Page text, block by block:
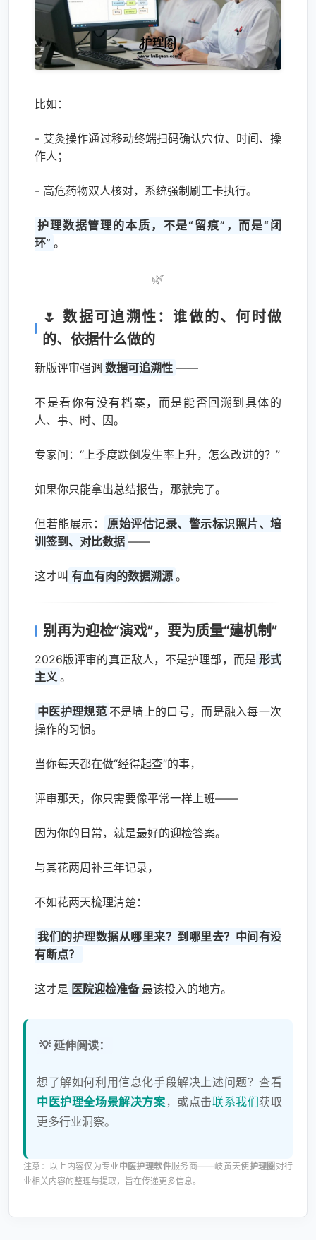
比如：
- 艾灸操作通过移动终端扫码确认穴位、时间、操
作人；
- 高危药物双人核对，系统强制刷工卡执行。
护理数据管理的本质，不是“留痕”，而是“闭
环” 。
🌿
🌷 数据可追溯性：谁做的、何时做
的、依据什么做的
新版评审强调 数据可追溯性 ——
不是看你有没有档案，而是能否回溯到具体的
人、事、时、因。
专家问：“上季度跌倒发生率上升，怎么改进的？”
如果你只能拿出总结报告，那就完了。
但若能展示：
原始评估记录、警示标识照片、培
训签到、对比数据 ——
这才叫 有血有肉的数据溯源 。
别再为迎检“演戏”，要为质量“建机制”
2026版评审的真正敌人，不是护理部，而是 形式
主义 。
中医护理规范 不是墙上的口号，而是融入每一次
操作的习惯。
当你每天都在做“经得起查”的事，
评审那天，你只需要像平常一样上班——
因为你的日常，就是最好的迎检答案。
与其花两周补三年记录，
不如花两天梳理清楚：
我们的护理数据从哪里来？到哪里去？中间有没
有断点？
这才是 医院迎检准备 最该投入的地方。
💡 延伸阅读：
想了解如何利用信息化手段解决上述问题？查看
中医护理全场景解决方案 ，或点击联系我们获取
更多行业洞察。
注意：以上内容仅为专业中医护理软件服务商——岐黄天使护理圈 对行
业相关内容的整理与提取，旨在传递更多信息。